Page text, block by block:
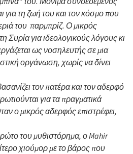
για τη ζωή του και τον κόσμο που
του παρμπρίζ. Ο μικρός
Συρία για ιδεολογικούς λόγους κι
ως νοσηλευτής σε μια
οργάνωση, χωρίς να δίνει
τον πατέρα και τον αδερφό
για τα πραγματικά
ο μικρός αδερφός επιστρέφει,
του μυθιστόρημα, ο Mahir
χιούμορ με το βάρος που